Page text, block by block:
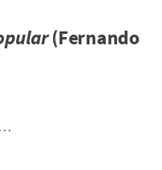
(Fernando